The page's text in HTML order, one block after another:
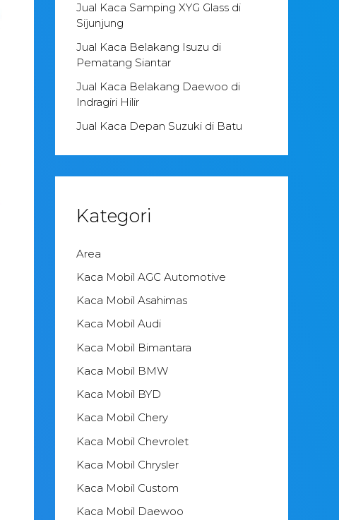
Jual Kaca Samping XYG Glass di
Sijunjung
Jual Kaca Belakang Isuzu di
Pematang Siantar
Jual Kaca Belakang Daewoo di
Indragiri Hilir
Jual Kaca Depan Suzuki di Batu
Kategori
Area
Kaca Mobil AGC Automotive
Kaca Mobil Asahimas
Kaca Mobil Audi
Kaca Mobil Bimantara
Kaca Mobil BMW
Kaca Mobil BYD
Kaca Mobil Chery
Kaca Mobil Chevrolet
Kaca Mobil Chrysler
Kaca Mobil Custom
Kaca Mobil Daewoo